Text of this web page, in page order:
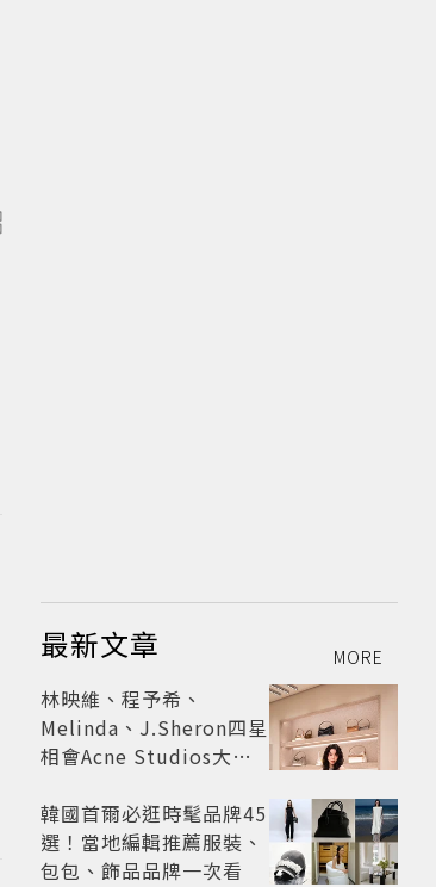
最新文章 MORE
林映維、程予希、
Melinda、J.Sheron四星
相會Acne Studios大曬
韓國首爾必逛時髦品牌45
選！當地編輯推薦服裝、
包包、飾品品牌一次看